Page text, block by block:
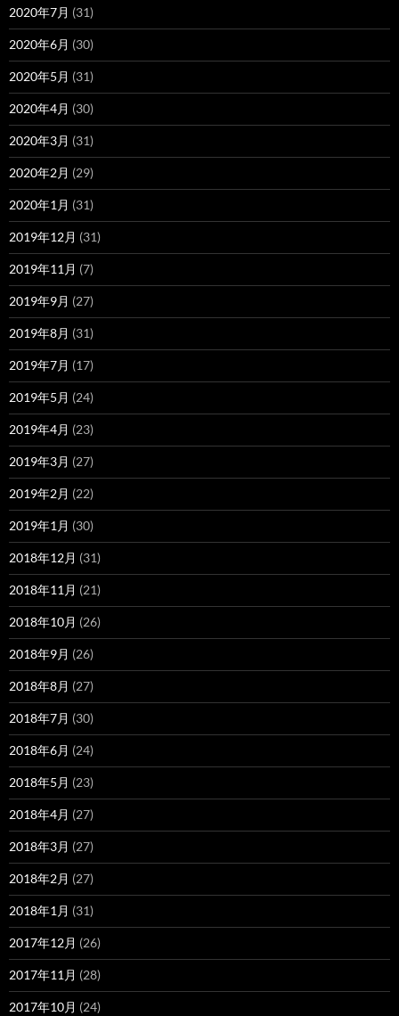
2020年7月 (31)
2020年6月 (30)
2020年5月 (31)
2020年4月 (30)
2020年3月 (31)
2020年2月 (29)
2020年1月 (31)
2019年12月 (31)
2019年11月 (7)
2019年9月 (27)
2019年8月 (31)
2019年7月 (17)
2019年5月 (24)
2019年4月 (23)
2019年3月 (27)
2019年2月 (22)
2019年1月 (30)
2018年12月 (31)
2018年11月 (21)
2018年10月 (26)
2018年9月 (26)
2018年8月 (27)
2018年7月 (30)
2018年6月 (24)
2018年5月 (23)
2018年4月 (27)
2018年3月 (27)
2018年2月 (27)
2018年1月 (31)
2017年12月 (26)
2017年11月 (28)
2017年10月 (24)